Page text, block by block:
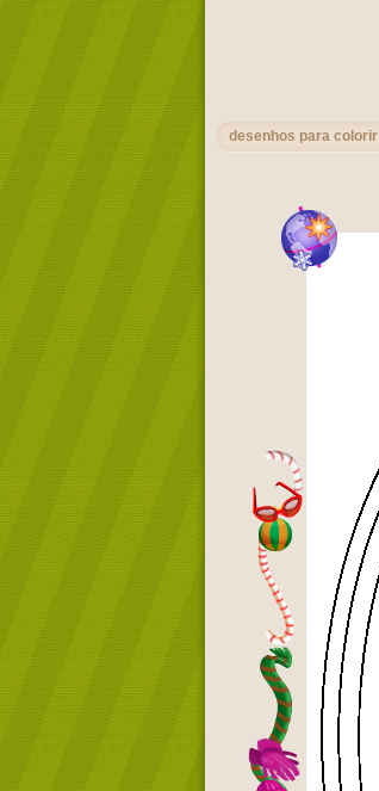
desenhos para colorir